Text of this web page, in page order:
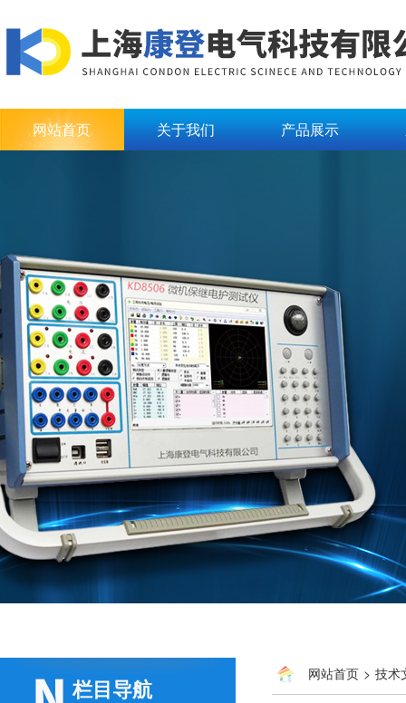
网站首页 关于我们 产品展示
栏目导航
网站首页 > 技术